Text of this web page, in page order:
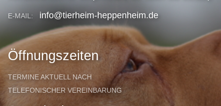
E-MAIL: info@tierheim-heppenheim.de
Öffnungszeiten
TERMINE AKTUELL NACH
TELEFONISCHER VEREINBARUNG